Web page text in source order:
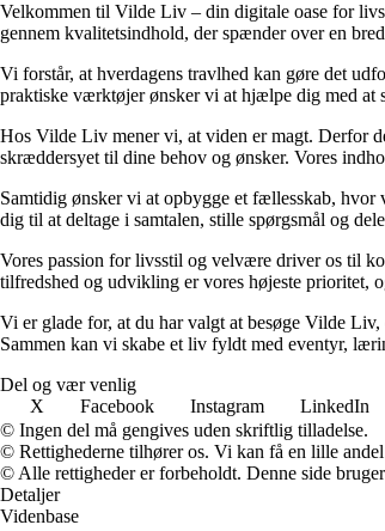
Velkommen til Vilde Liv – din digitale oase for
gennem kvalitetsindhold, der spænder over en
Vi forstår, at hverdagens travlhed kan gøre det
praktiske værktøjer ønsker vi at hjælpe dig med at
Hos Vilde Liv mener vi, at viden er magt. Derfor
skræddersyet til dine behov og ønsker. Vores
Samtidig ønsker vi at opbygge et fællesskab, hvor
dig til at deltage i samtalen, stille spørgsmål og
Vores passion for livsstil og velvære driver os til
tilfredshed og udvikling er vores højeste
Vi er glade for, at du har valgt at besøge Vilde
Sammen kan vi skabe et liv fyldt med eventyr,
Del og vær venlig
X
Facebook Instagram LinkedIn
© Ingen del må gengives uden skriftlig tilladelse.
© Rettighederne tilhører os. Vi kan få en lille
© Alle rettigheder er forbeholdt. Denne side
Detaljer
Videnbase